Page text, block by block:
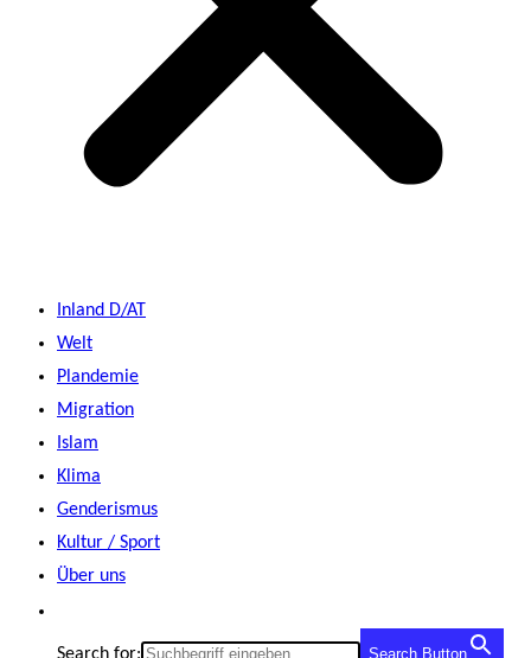
Inland D/AT
Welt
Plandemie
Migration
Islam
Klima
Genderismus
Kultur / Sport
Über uns
Search Button